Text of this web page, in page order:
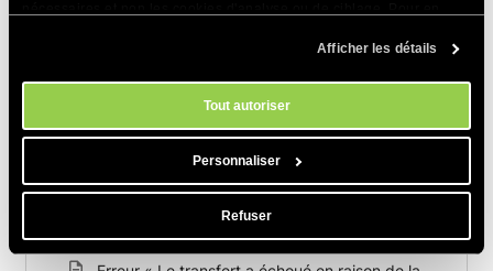
. Vous pouvez gérer vos préférences
Afficher les détails
Tout autoriser
Personnaliser
Refuser
Erreur « Failed to complete WordPress
WordPress Migrator
Comment transférer mon WordPress d’un
hébergeur à un autre ?